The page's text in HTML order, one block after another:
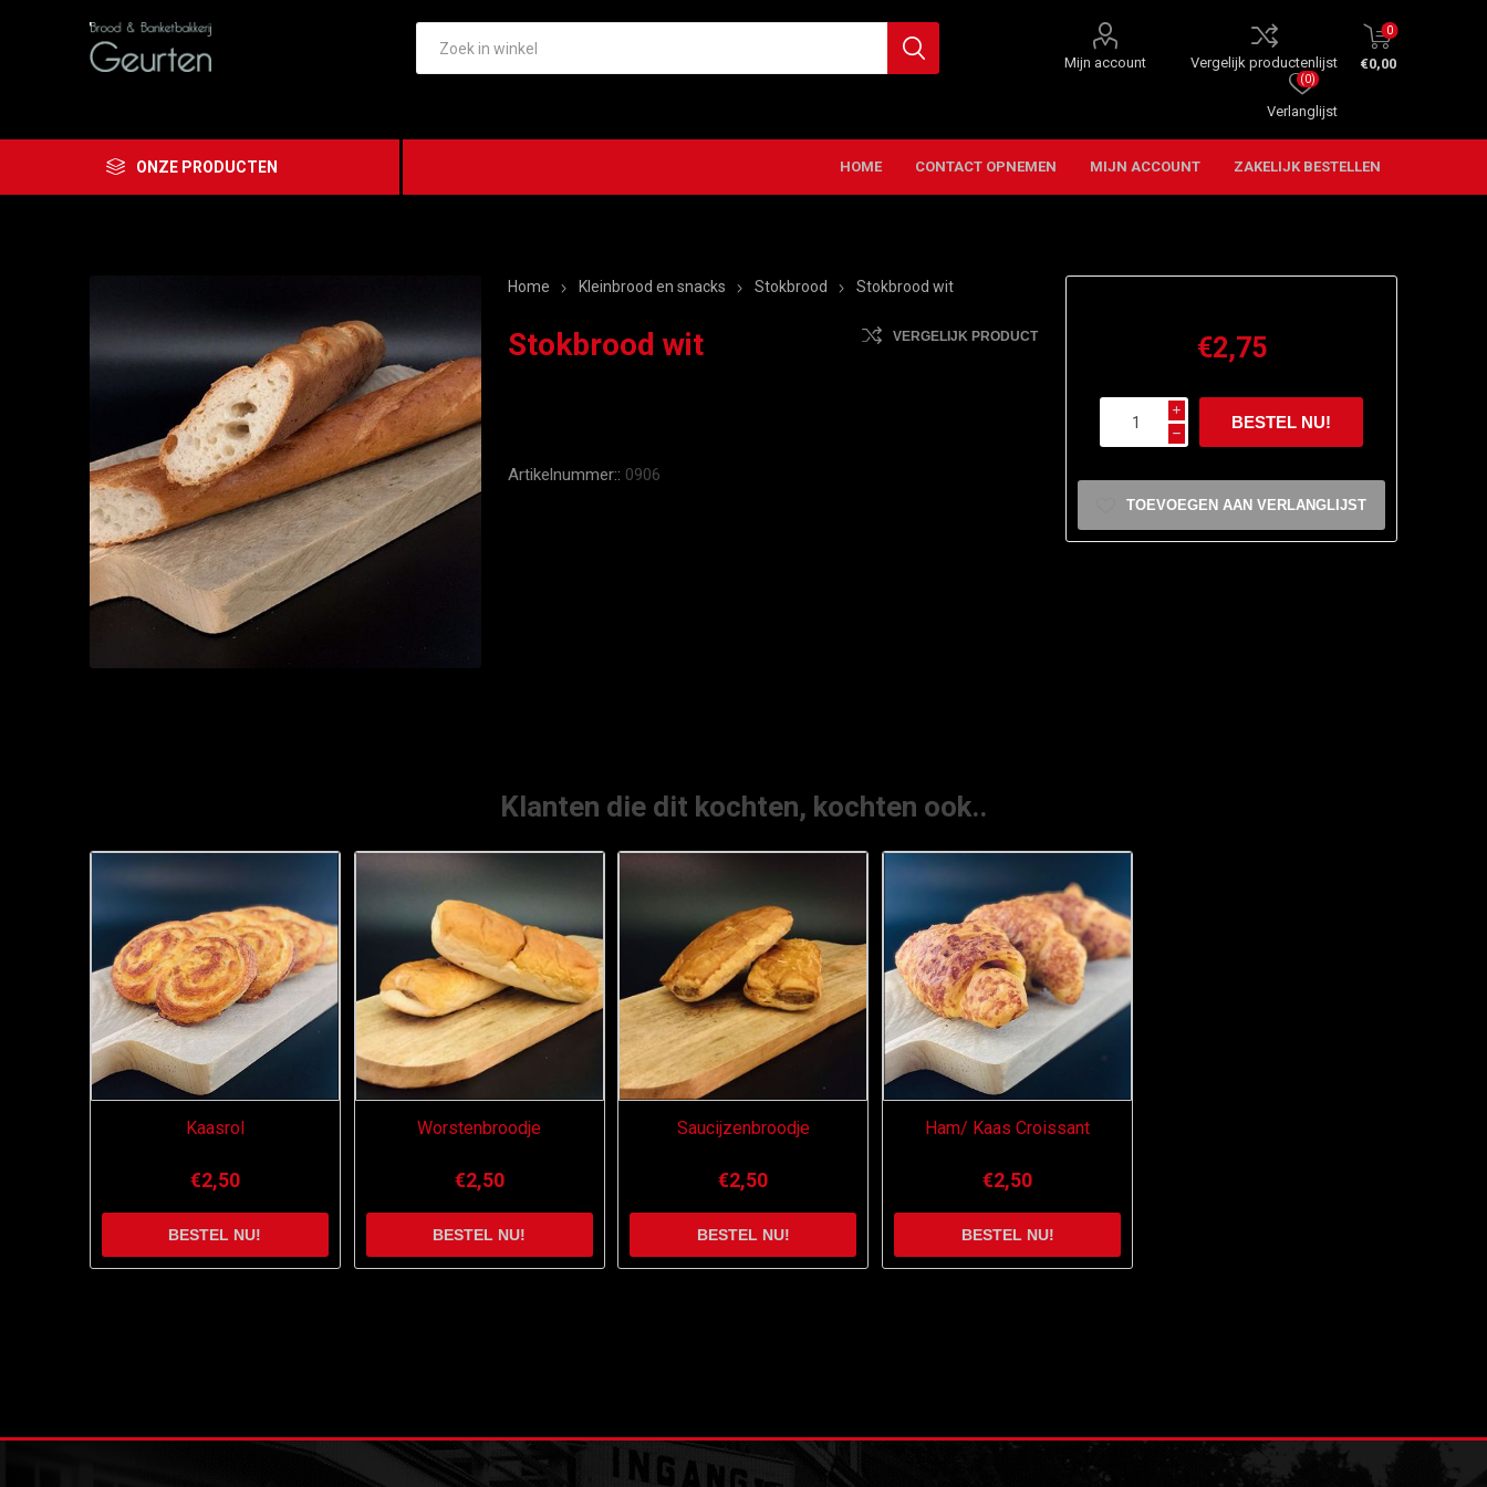
Mijn account Vergelijk productenlijst
Verlanglijst
(0)
0
€0,00
ONZE PRODUCTEN HOME CONTACT OPNEMEN MIJN ACCOUNT ZAKELIJK BESTELLEN
Home Kleinbrood en snacks Stokbrood Stokbrood wit
Stokbrood wit VERGELIJK PRODUCT
Artikelnummer:: 0906
€2,75
i
h
TOEVOEGEN AAN VERLANGLIJST
Klanten die dit kochten, kochten ook..
Kaasrol
€2,50
Worstenbroodje
€2,50
Saucijzenbroodje
€2,50
Ham/ Kaas Croissant
€2,50